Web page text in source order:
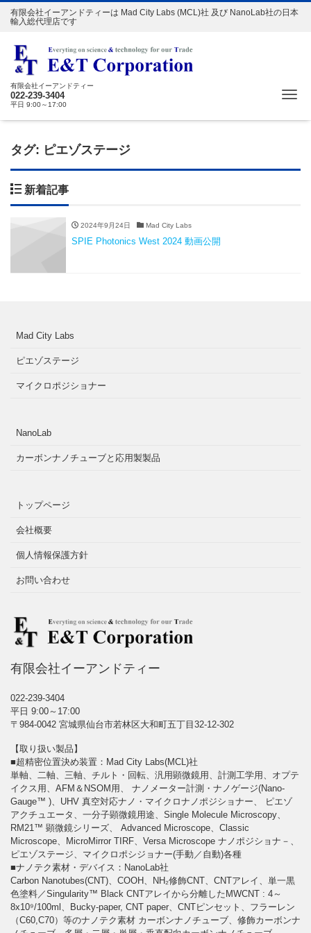
有限会社イーアンドティーは Mad City Labs (MCL)社 及び NanoLab社の日本
輸入総代理店です
有限会社イーアンドティー
022-239-3404
平日 9:00～17:00
タグ: ピエゾステージ
新着記事
2024年9月24日 Mad City Labs
SPIE Photonics West 2024 動画公開
Mad City Labs
ピエゾステージ
マイクロポジショナー
NanoLab
カーボンナノチューブと応用製製品
トップページ
会社概要
個人情報保護方針
お問い合わせ
有限会社イーアンドティー
022-239-3404
平日 9:00～17:00
〒984-0042 宮城県仙台市若林区大和町五丁目32-12-302
【取り扱い製品】
■超精密位置決め装置：Mad City Labs(MCL)社
単軸、二軸、三軸、チルト・回転、汎用顕微鏡用、計測工学用、オプテ
イクス用、AFM＆NSOM用、 ナノメーター計測・ナノゲージ(Nano-
Gauge™ )、UHV 真空対応ナノ・マイクロナノポジショナー、 ピエゾ
アクチュエータ、一分子顕微鏡用途、Single Molecule Microscopy、
RM21™ 顕微鏡シリーズ、 Advanced Microscope、Classic
Microscope、MicroMirror TIRF、Versa Microscope ナノポジショナ－、
ピエゾステージ、マイクロポシジョナー(手動／自動)各種
■ナノテク素材・デバイス：NanoLab社
Carbon Nanotubes(CNT)、COOH、NH₂修飾CNT、CNTアレイ、単一黒
色塗料／Singularity™ Black CNTアレイから分離したMWCNT : 4～
8x10⁹/100ml、Bucky-paper, CNT paper、CNTピンセット、フラーレン
（C60,C70）等のナノテク素材 カーボンナノチューブ、修飾カーボンナ